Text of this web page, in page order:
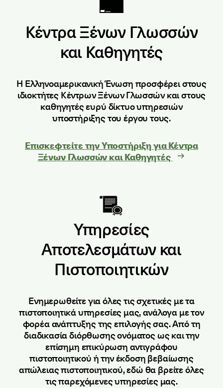
Κέντρα Ξένων Γλωσσών
και Καθηγητές
Η Ελληνοαμερικανική Ένωση προσφέρει στους
ιδιοκτήτες Κέντρων Ξένων Γλωσσών και στους
καθηγητές ευρύ δίκτυο υπηρεσιών
υποστήριξης του έργου τους.
Επισκεφτείτε την Υποστήριξη για Κέντρα
Ξένων Γλωσσών και Καθηγητές
Υπηρεσίες
Αποτελεσμάτων και
Πιστοποιητικών
Ενημερωθείτε για όλες τις σχετικές με τα
πιστοποιητικά υπηρεσίες μας, ανάλογα με τον
φορέα ανάπτυξης της επιλογής σας. Από τη
διαδικασία διόρθωσης ονόματος ως και την
επίσημη επικύρωση αντιγράφου
πιστοποιητικού ή την έκδοση βεβαίωσης
απώλειας πιστοποιητικού, εδώ θα βρείτε όλες
τις παρεχόμενες υπηρεσίες μας.